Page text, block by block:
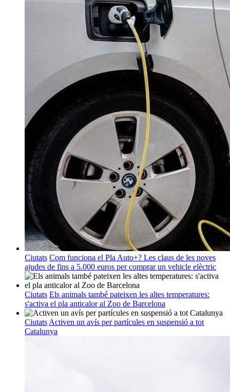
Ciutats Com funciona el Pla Auto+? Les claus de les noves
ajudes de fins a 5.000 euros per comprar un vehicle elèctric
Ciutats Els animals també pateixen les altes temperatures:
s'activa el pla anticalor al Zoo de Barcelona
Ciutats Activen un avís per partícules en suspensió a tot
Catalunya